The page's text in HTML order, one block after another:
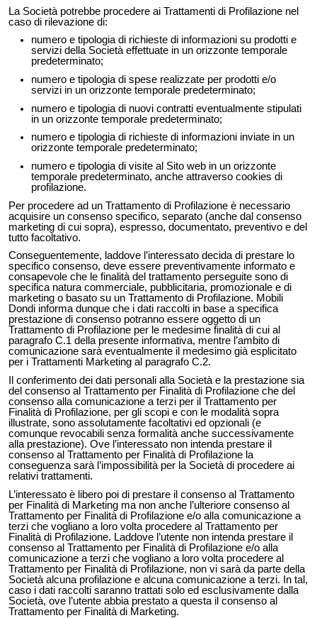
La Società potrebbe procedere ai Trattamenti di Profilazione nel
caso di rilevazione di:
numero e tipologia di richieste di informazioni su prodotti e
servizi della Società effettuate in un orizzonte temporale
predeterminato;
numero e tipologia di spese realizzate per prodotti e/o
servizi in un orizzonte temporale predeterminato;
numero e tipologia di nuovi contratti eventualmente stipulati
in un orizzonte temporale predeterminato;
numero e tipologia di richieste di informazioni inviate in un
orizzonte temporale predeterminato;
numero e tipologia di visite al Sito web in un orizzonte
temporale predeterminato, anche attraverso cookies di
profilazione.
Per procedere ad un Trattamento di Profilazione è necessario
acquisire un consenso specifico, separato (anche dal consenso
marketing di cui sopra), espresso, documentato, preventivo e del
tutto facoltativo.
Conseguentemente, laddove l’interessato decida di prestare lo
specifico consenso, deve essere preventivamente informato e
consapevole che le finalità del trattamento perseguite sono di
specifica natura commerciale, pubblicitaria, promozionale e di
marketing o basato su un Trattamento di Profilazione. Mobili
Dondi informa dunque che i dati raccolti in base a specifica
prestazione di consenso potranno essere oggetto di un
Trattamento di Profilazione per le medesime finalità di cui al
paragrafo C.1 della presente informativa, mentre l’ambito di
comunicazione sarà eventualmente il medesimo già esplicitato
per i Trattamenti Marketing al paragrafo C.2.
Il conferimento dei dati personali alla Società e la prestazione sia
del consenso al Trattamento per Finalità di Profilazione che del
consenso alla comunicazione a terzi per il Trattamento per
Finalità di Profilazione, per gli scopi e con le modalità sopra
illustrate, sono assolutamente facoltativi ed opzionali (e
comunque revocabili senza formalità anche successivamente
alla prestazione). Ove l’interessato non intenda prestare il
consenso al Trattamento per Finalità di Profilazione la
conseguenza sarà l’impossibilità per la Società di procedere ai
relativi trattamenti.
L’interessato è libero poi di prestare il consenso al Trattamento
per Finalità di Marketing ma non anche l’ulteriore consenso al
Trattamento per Finalità di Profilazione e/o alla comunicazione a
terzi che vogliano a loro volta procedere al Trattamento per
Finalità di Profilazione. Laddove l’utente non intenda prestare il
consenso al Trattamento per Finalità di Profilazione e/o alla
comunicazione a terzi che vogliano a loro volta procedere al
Trattamento per Finalità di Profilazione, non vi sarà da parte della
Società alcuna profilazione e alcuna comunicazione a terzi. In tal,
caso i dati raccolti saranno trattati solo ed esclusivamente dalla
Società, ove l’utente abbia prestato a questa il consenso al
Trattamento per Finalità di Marketing.